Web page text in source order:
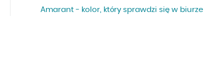
Amarant - kolor, który sprawdzi się w biurze